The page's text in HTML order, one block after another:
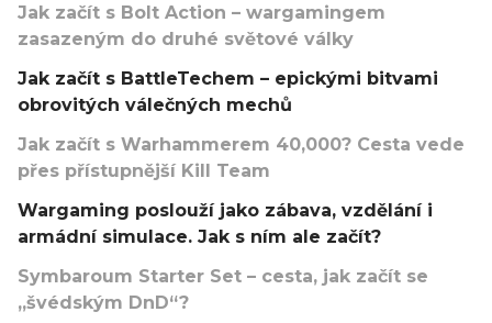
Jak začít s Bolt Action – wargamingem
zasazeným do druhé světové války
Jak začít s BattleTechem – epickými bitvami
obrovitých válečných mechů
Jak začít s Warhammerem 40,000? Cesta vede
přes přístupnější Kill Team
Wargaming poslouží jako zábava, vzdělání i
armádní simulace. Jak s ním ale začít?
Symbaroum Starter Set – cesta, jak začít se
„švédským DnD“?